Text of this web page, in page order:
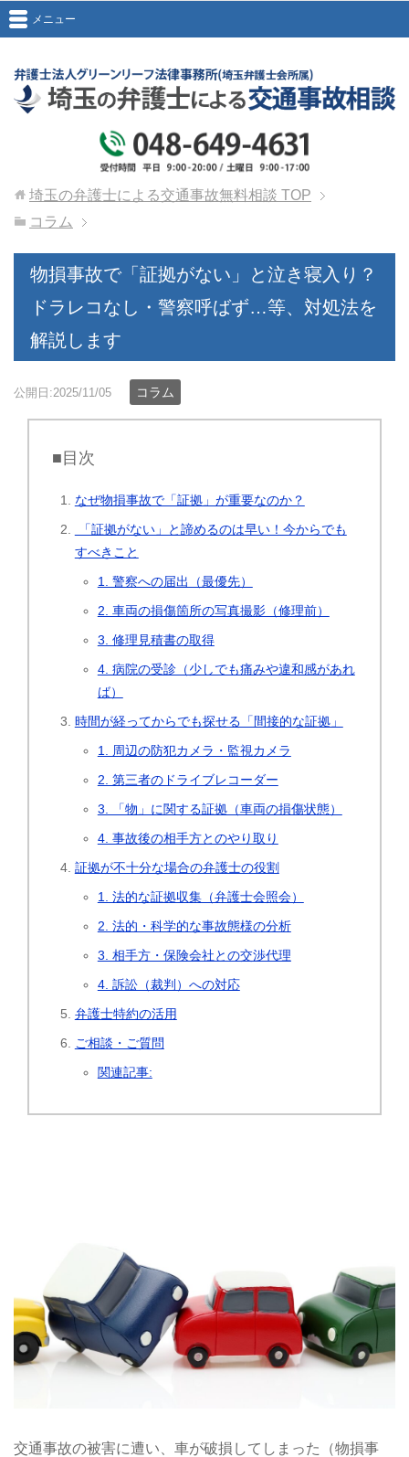
メニュー
埼玉の弁護士による交通事故無料相談 TOP
コラム
物損事故で「証拠がない」と泣き寝入り？
ドラレコなし・警察呼ばず…等、対処法を
解説します
公開日:2025/11/05 コラム
■目次
なぜ物損事故で「証拠」が重要なのか？
「証拠がない」と諦めるのは早い！今からでも
すべきこと
1. 警察への届出（最優先）
2. 車両の損傷箇所の写真撮影（修理前）
3. 修理見積書の取得
4. 病院の受診（少しでも痛みや違和感があれ
ば）
時間が経ってからでも探せる「間接的な証拠」
1. 周辺の防犯カメラ・監視カメラ
2. 第三者のドライブレコーダー
3. 「物」に関する証拠（車両の損傷状態）
4. 事故後の相手方とのやり取り
証拠が不十分な場合の弁護士の役割
1. 法的な証拠収集（弁護士会照会）
2. 法的・科学的な事故態様の分析
3. 相手方・保険会社との交渉代理
4. 訴訟（裁判）への対応
弁護士特約の活用
ご相談・ご質問
関連記事:
交通事故の被害に遭い、車が破損してしまった（物損事